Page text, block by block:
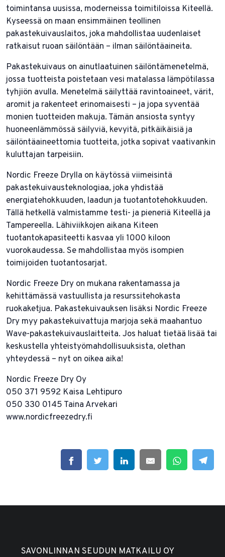
toimintansa uusissa, moderneissa toimitiloissa Kiteellä.
Kyseessä on maan ensimmäinen teollinen
pakastekuivauslaitos, joka mahdollistaa uudenlaiset
ratkaisut ruoan säilöntään – ilman säilöntäaineita.
Pakastekuivaus on ainutlaatuinen säilöntämenetelmä,
jossa tuotteista poistetaan vesi matalassa lämpötilassa
tyhjiön avulla. Menetelmä säilyttää ravintoaineet, värit,
aromit ja rakenteet erinomaisesti – ja jopa syventää
monien tuotteiden makuja. Tämän ansiosta syntyy
huoneenlämmössä säilyviä, kevyitä, pitkäikäisiä ja
säilöntäaineettomia tuotteita, jotka sopivat vaativankin
kuluttajan tarpeisiin.
Nordic Freeze Drylla on käytössä viimeisintä
pakastekuivausteknologiaa, joka yhdistää
energiatehokkuuden, laadun ja tuotantotehokkuuden.
Tällä hetkellä valmistamme testi- ja pieneriä Kiteellä ja
Tampereella. Lähiviikkojen aikana Kiteen
tuotantokapasiteetti kasvaa yli 1000 kiloon
vuorokaudessa. Se mahdollistaa myös isompien
toimijoiden tuotantosarjat.
Nordic Freeze Dry on mukana rakentamassa ja
kehittämässä vastuullista ja resurssitehokasta
ruokaketjua. Pakastekuivauksen lisäksi Nordic Freeze
Dry myy pakastekuivattuja marjoja sekä maahantuo
Wave-pakastekuivauslaitteita. Jos haluat tietää lisää tai
keskustella yhteistyömahdollisuuksista, olethan
yhteydessä – nyt on oikea aika!
Nordic Freeze Dry Oy
050 371 9592 Kaisa Lehtipuro
050 330 0145 Taina Arvekari
www.nordicfreezedry.fi
SAVONLINNAN SEUDUN MATKAILU OY